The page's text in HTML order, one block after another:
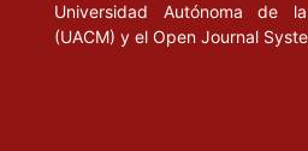
Universidad Autónoma de
(UACM) y el Open Journal